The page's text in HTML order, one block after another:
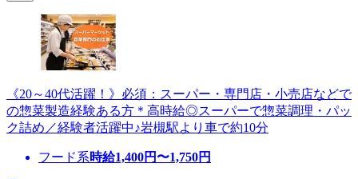
《20～40代活躍！》必須：スーパー・専門店・小売店などで
の惣菜製造経験ある方＊高時給◎スーパーで惣菜調理・パッ
ク詰め／経験者活躍中♪岩槻駅より車で約10分
フード系時給1,400円〜1,750円